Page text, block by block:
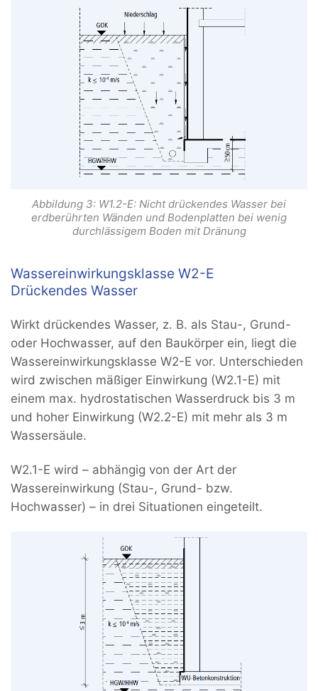
Abbildung 3: W1.2-E: Nicht drückendes Wasser bei
erdberührten Wänden und Bodenplatten bei wenig
durchlässigem Boden mit Dränung
Wassereinwirkungsklasse W2-E
Drückendes Wasser
Wirkt drückendes Wasser, z. B. als Stau-, Grund-
oder Hochwasser, auf den Baukörper ein, liegt die
Wassereinwirkungsklasse W2-E vor. Unterschieden
wird zwischen mäßiger Einwirkung (W2.1-E) mit
einem max. hydrostatischen Wasserdruck bis 3 m
und hoher Einwirkung (W2.2-E) mit mehr als 3 m
Wassersäule.
W2.1-E wird – abhängig von der Art der
Wassereinwirkung (Stau-, Grund- bzw.
Hochwasser) – in drei Situationen eingeteilt.